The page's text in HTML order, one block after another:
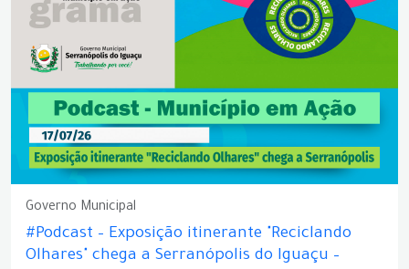
Governo Municipal
#Podcast – Exposição itinerante "Reciclando
Olhares" chega a Serranópolis do Iguaçu –